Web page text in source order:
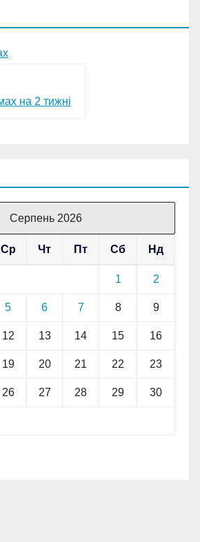
Серпень 2026
Ср Чт Пт Сб Нд
1 2
5 6 7 8 9
12 13 14 15 16
19 20 21 22 23
26 27 28 29 30